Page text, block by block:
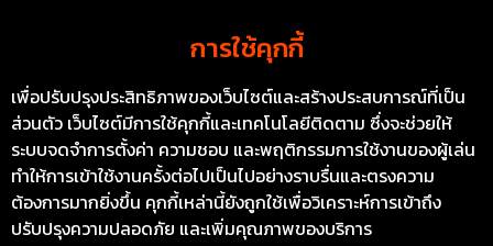
การใช้คุกกี้
เพื่อปรับปรุงประสิทธิภาพของเว็บไซต์และสร้างประสบการณ์ที่เป็น
ส่วนตัว เว็บไซต์มีการใช้คุกกี้และเทคโนโลยีติดตาม ซึ่งจะช่วยให้
ระบบจดจำการตั้งค่า ความชอบ และพฤติกรรมการใช้งานของผู้เล่น
ทำให้การเข้าใช้งานครั้งต่อไปเป็นไปอย่างราบรื่นและตรงความ
ต้องการมากยิ่งขึ้น คุกกี้เหล่านี้ยังถูกใช้เพื่อวิเคราะห์การเข้าถึง
ปรับปรุงความปลอดภัย และเพิ่มคุณภาพของบริการ